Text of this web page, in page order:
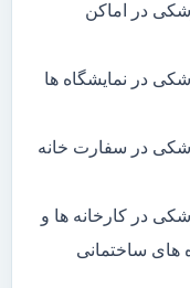
در اماکن
در نمایشگاه ها
در سفارت خانه
در کارخانه ها و
های ساختمانی